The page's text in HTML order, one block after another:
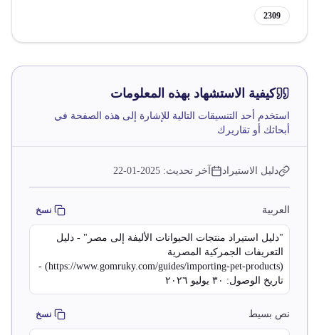
2309
كيفية الاستشهاد بهذه المعلومات
استخدم أحد التنسيقات التالية للإشارة إلى هذه الصفحة في
أبحاثك أو تقاريرك
دليل الاستيراد آخر تحديث: 2025-01-22
العربية نسخ
"دليل استيراد منتجات الحيوانات الأليفة إلى مصر" - دليل
التعريفات الجمركية المصرية
(https://www.gomruky.com/guides/importing-pet-products) -
تاريخ الوصول: ٣٠ يوليو ٢٠٢٦
نص بسيط نسخ